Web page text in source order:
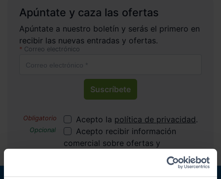
Apúntate y caza las ofertas
Apúntate a nuestro boletín y serás el primero en
recibir las nuevas entradas y ofertas.
Correo electrónico
Suscríbete
Acepto la política de privacidad.
Acepto recibir información
comercial sobre ofertas y
promociones de Automóviles